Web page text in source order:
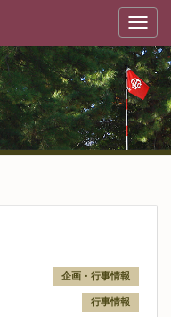
T
g
g
l
e
n
a
v
i
a
n
垂
企画・行事情報
行事情報